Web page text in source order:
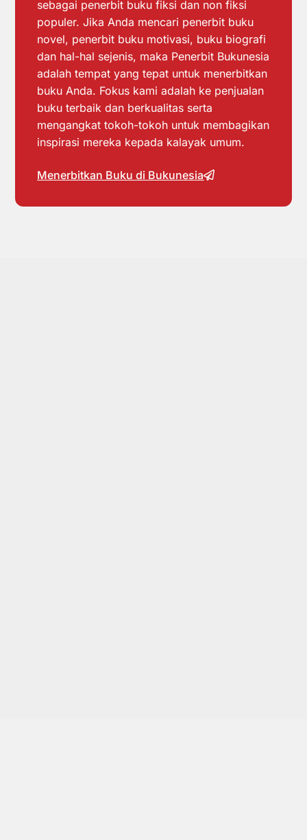
sebagai penerbit buku fiksi dan non fiksi
populer. Jika Anda mencari penerbit buku
novel, penerbit buku motivasi, buku biografi
dan hal-hal sejenis, maka Penerbit Bukunesia
adalah tempat yang tepat untuk menerbitkan
buku Anda. Fokus kami adalah ke penjualan
buku terbaik dan berkualitas serta
mengangkat tokoh-tokoh untuk membagikan
inspirasi mereka kepada kalayak umum.
Menerbitkan Buku di Bukunesia